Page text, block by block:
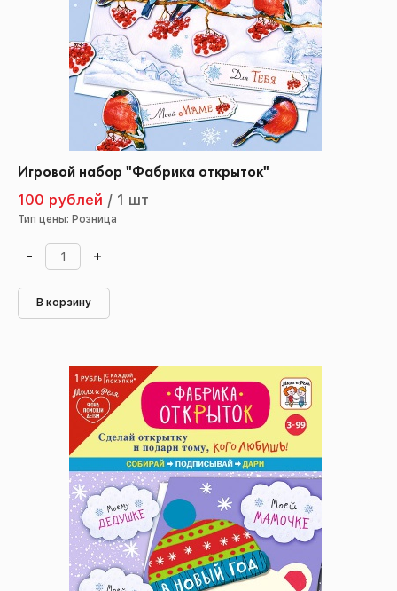
Игровой набор "Фабрика открыток"
100 рублей / 1 шт
Тип цены: Розница
- +
В корзину